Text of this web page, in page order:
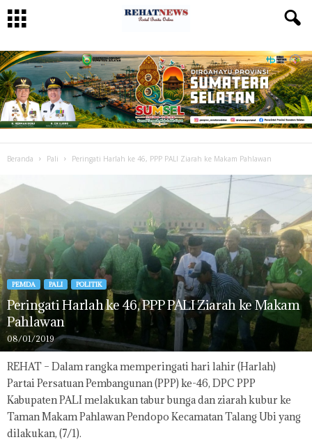
Beranda Pali Peringati Harlah ke 46, PPP PALI Ziarah ke Makam Pahlawan
PEMDA PALI POLITIK
Peringati Harlah ke 46, PPP PALI Ziarah ke Makam
Pahlawan
08/01/2019
REHAT – Dalam rangka memperingati hari lahir (Harlah)
Partai Persatuan Pembangunan (PPP) ke-46, DPC PPP
Kabupaten PALI melakukan tabur bunga dan ziarah kubur ke
Taman Makam Pahlawan Pendopo Kecamatan Talang Ubi yang
dilakukan, (7/1).